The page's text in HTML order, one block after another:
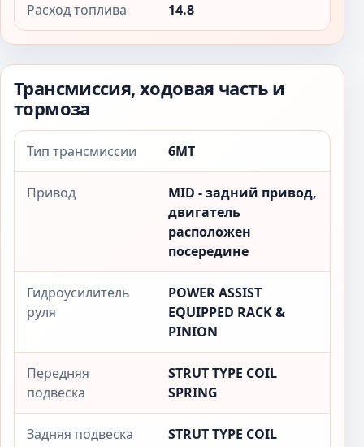
Расход топлива 14.8
Трансмиссия, ходовая часть и
тормоза
Тип трансмиссии 6MT
Привод
MID - задний привод,
двигатель
расположен
посередине
Гидроусилитель
руля
POWER ASSIST
EQUIPPED RACK &
PINION
Передняя
подвеска
STRUT TYPE COIL
SPRING
Задняя подвеска
STRUT TYPE COIL